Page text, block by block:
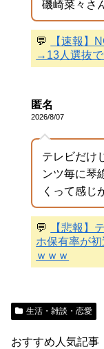
磯崎菜々さ
💬
【速報】
→13人選抜で
匿名
2026/8/07
テレビだけ
ンツ毎に琴
くって感じ
💬
【悲報】
ホ保有率が
ｗｗｗ
生活・雑談・恋愛
おすすめ人気記事